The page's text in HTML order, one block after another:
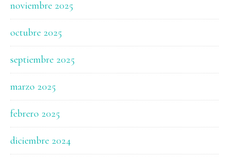
noviembre 2025
octubre 2025
septiembre 2025
marzo 2025
febrero 2025
diciembre 2024